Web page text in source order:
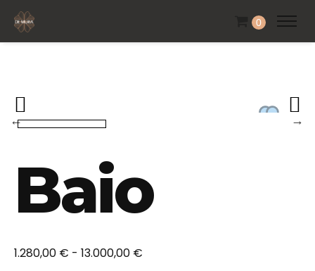
0
Baio
1.280,00 € - 13.000,00 €